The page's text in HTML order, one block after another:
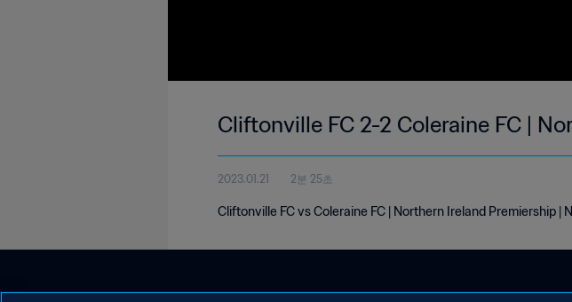
Cliftonville FC 2-2 Coleraine FC |
2023.01.21 2분 25초
Cliftonville FC vs Coleraine FC | Northern Ireland Premiership |